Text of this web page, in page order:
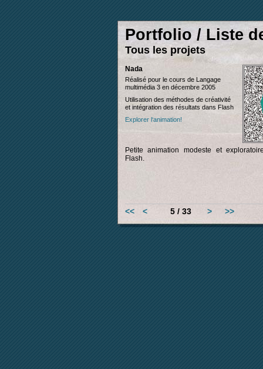
Portfolio / Liste
Tous les projets
Nada
Réalisé pour le cours de Langage
multimédia 3 en décembre 2005
Utilisation des méthodes de créativité
et intégration des résultats dans Flash
Explorer l‘animation!
Petite animation modeste et
Flash.
<< < 5 / 33 > >>